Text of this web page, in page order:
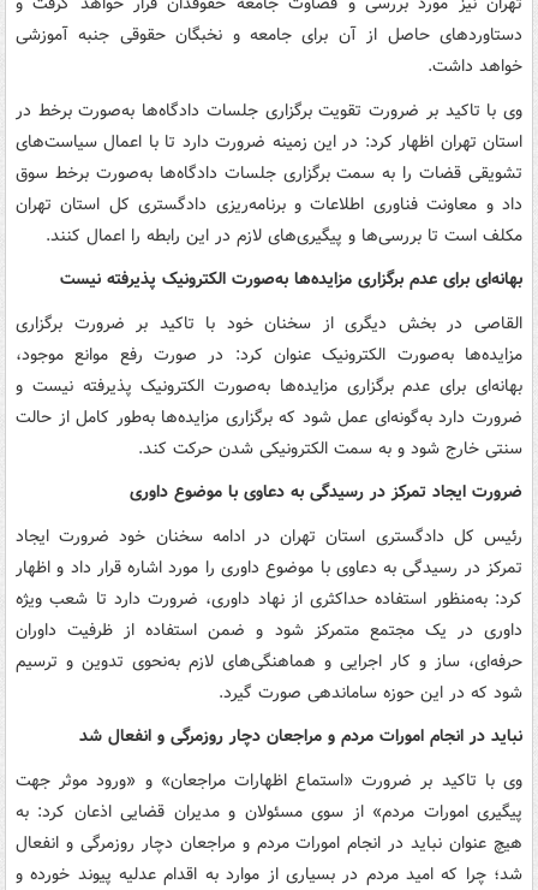
دستاوردهای حاصل از آن برای جامعه و نخبگان حقوقی جنبه آموزشی
خواهد داشت.
وی با تاکید بر ضرورت تقویت برگزاری جلسات دادگاه‌ها به‌صورت برخط در
استان تهران اظهار کرد: در این زمینه ضرورت دارد تا با اعمال سیاست‌های
تشویقی قضات را به سمت برگزاری جلسات دادگاه‌ها به‌صورت برخط سوق
داد و معاونت فناوری اطلاعات و برنامه‌ریزی دادگستری کل استان تهران
مکلف است تا بررسی‌ها و پیگیری‌های لازم در این رابطه را اعمال کنند.
بهانه‌ای برای عدم برگزاری مزایده‌ها به‌صورت الکترونیک پذیرفته نیست
القاصی در بخش دیگری از سخنان خود با تاکید بر ضرورت برگزاری
مزایده‌ها به‌صورت الکترونیک عنوان کرد: در صورت رفع موانع موجود،
بهانه‌ای برای عدم برگزاری مزایده‌ها به‌صورت الکترونیک پذیرفته نیست و
ضرورت دارد به‌گونه‌ای عمل شود که برگزاری مزایده‌ها به‌طور کامل از حالت
سنتی خارج شود و به سمت الکترونیکی شدن حرکت کند.
ضرورت ایجاد تمرکز در رسیدگی به دعاوی با موضوع داوری
رئیس کل دادگستری استان تهران در ادامه سخنان خود ضرورت ایجاد
تمرکز در رسیدگی به دعاوی با موضوع داوری را مورد اشاره قرار داد و اظهار
کرد: به‌منظور استفاده حداکثری از نهاد داوری، ضرورت دارد تا شعب ویژه
داوری در یک مجتمع متمرکز شود و ضمن استفاده از ظرفیت داوران
حرفه‌ای، ساز و کار اجرایی و هماهنگی‌های لازم به‌نحوی تدوین و ترسیم
شود که در این حوزه ساماندهی صورت گیرد.
نباید در انجام امورات مردم و مراجعان دچار روزمرگی و انفعال شد
وی با تاکید بر ضرورت «استماع اظهارات مراجعان» و «ورود موثر جهت
پیگیری امورات مردم» از سوی مسئولان و مدیران قضایی اذعان کرد: به
هیچ عنوان نباید در انجام امورات مردم و مراجعان دچار روزمرگی و انفعال
شد؛ چرا که امید مردم در بسیاری از موارد به اقدام عدلیه پیوند خورده و